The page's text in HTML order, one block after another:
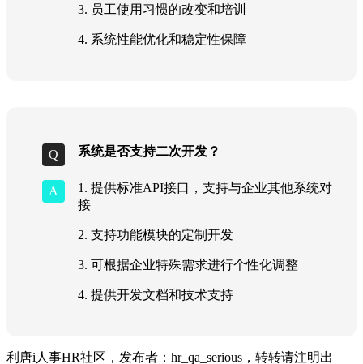
3. 员工使用习惯的改变和培训
4. 系统性能优化和稳定性保障
系统是否支持二次开发？
1. 提供标准API接口，支持与企业其他系统对
接
2. 支持功能模块的定制开发
3. 可根据企业特殊需求进行个性化调整
4. 提供开发文档和技术支持
利唐i人事HR社区，发布者：hr_qa_serious，转转请注明出